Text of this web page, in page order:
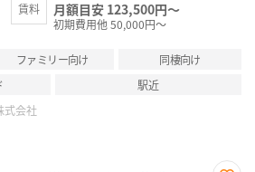
賃料 月額目安 123,500円～
初期費用他 50,000円～
ファミリー向け
同棲向け
駅近
式会社